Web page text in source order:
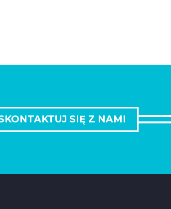
SIĘ Z NAMI